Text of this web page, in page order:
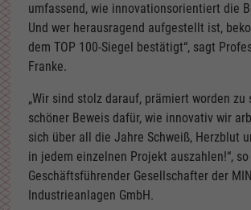
umfassend, wie innovationsorientiert die
Und wer herausragend aufgestellt ist,
dem TOP 100-Siegel bestätigt“, sagt
Franke.
„Wir sind stolz darauf, prämiert worden zu
schöner Beweis dafür, wie innovativ wir
sich über all die Jahre Schweiß, Herzblut
in jedem einzelnen Projekt auszahlen!“,
Geschäftsführender Gesellschafter der
Industrieanlagen GmbH.